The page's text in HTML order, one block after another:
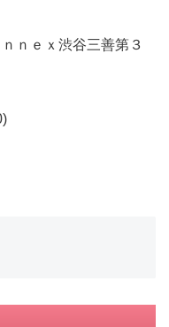
ｎｅｘ渋谷三善第３